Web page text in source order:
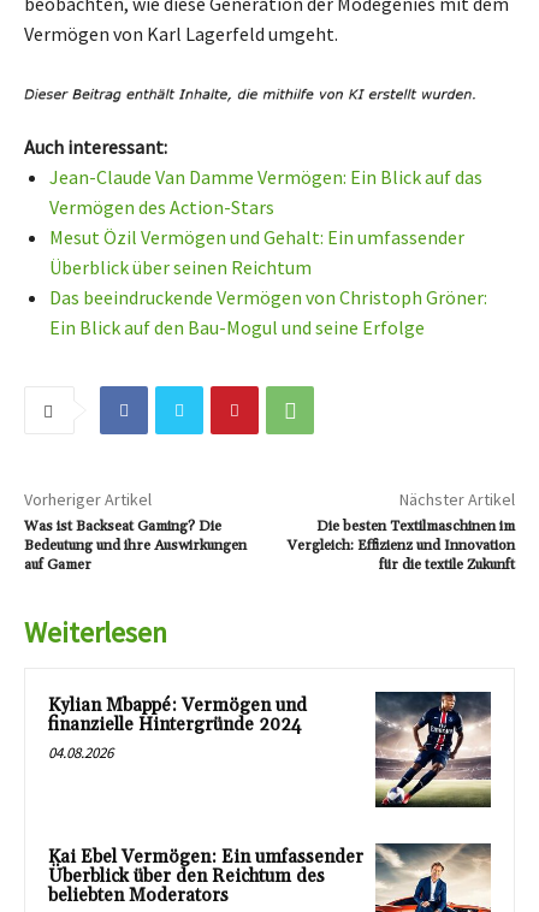
Vermögen von Karl Lagerfeld umgeht.
Auch interessant:
Jean-Claude Van Damme Vermögen: Ein Blick auf das
Vermögen des Action-Stars
Mesut Özil Vermögen und Gehalt: Ein umfassender
Überblick über seinen Reichtum
Das beeindruckende Vermögen von Christoph Gröner:
Ein Blick auf den Bau-Mogul und seine Erfolge
Vorheriger Artikel
Was ist Backseat Gaming? Die
Bedeutung und ihre Auswirkungen
auf Gamer
Nächster Artikel
Die besten Textilmaschinen im
Vergleich: Effizienz und Innovation
für die textile Zukunft
Weiterlesen
Kylian Mbappé: Vermögen und
finanzielle Hintergründe 2024
04.08.2026
Kai Ebel Vermögen: Ein umfassender
Überblick über den Reichtum des
beliebten Moderators